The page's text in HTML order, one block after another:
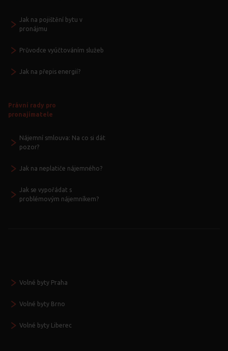
Jak na pojištění bytu v
pronájmu
Průvodce vyúčtováním služeb
Jak na přepis energií?
Právní rady pro
pronajímatele
Nájemní smlouva: Na co si dát
pozor?
Jak na neplatiče nájemného?
Jak se vypořádat s
problémovým nájemníkem?
Volné byty Praha
Volné byty Brno
Volné byty Liberec